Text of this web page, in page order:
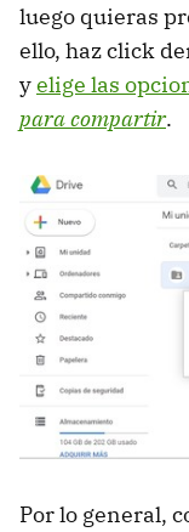
luego quieras
ello, haz click
yelige las
para compartir.
Por lo general,